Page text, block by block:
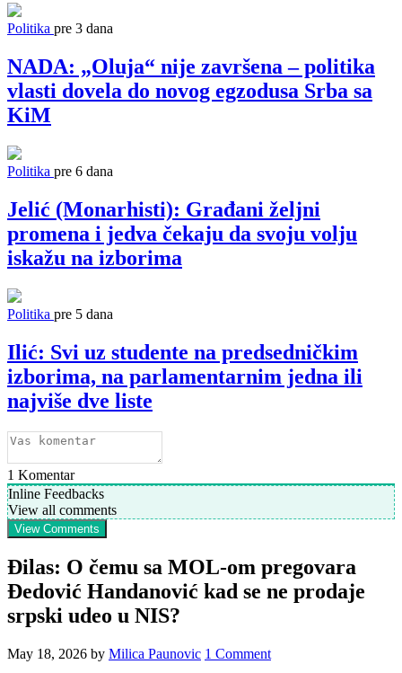
Politika pre 3 dana
NADA: „Oluja“ nije završena – politika
vlasti dovela do novog egzodusa Srba sa
KiM
Politika pre 6 dana
Jelić (Monarhisti): Građani željni
promena i jedva čekaju da svoju volju
iskažu na izborima
Politika pre 5 dana
Ilić: Svi uz studente na predsedničkim
izborima, na parlamentarnim jedna ili
najviše dve liste
1 Komentar
Inline Feedbacks
View all comments
View Comments
Đilas: O čemu sa MOL-om pregovara
Đedović Handanović kad se ne prodaje
srpski udeo u NIS?
May 18, 2026 by Milica Paunovic 1 Comment